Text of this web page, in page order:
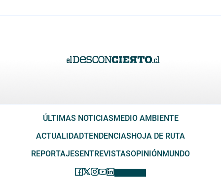
ÚLTIMAS NOTICIAS MEDIO AMBIENTE
ACTUALIDADTENDENCIAS HOJA DE RUTA
REPORTAJES ENTREVISTASOPINIÓN MUNDO